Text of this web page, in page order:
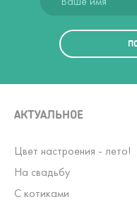
АКТУАЛЬНОЕ
Цвет настроения - лето!
На свадьбу
С котиками